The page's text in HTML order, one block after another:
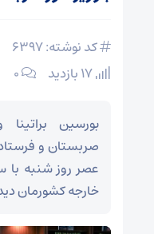
کد نوشته: 6397
۰
بورسین
صربستان و
عصر روز شنبه با
خارجه کشورمان